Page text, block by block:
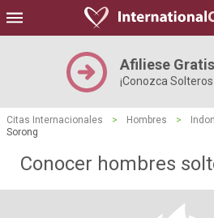
Afiliese Gratis
¡Conozca
Citas Internacionales > Hombres >
Sorong
Conocer hombres